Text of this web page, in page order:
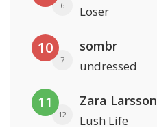
6 Loser
10
7
sombr
undressed
11
12
Zara Larsson
Lush Life